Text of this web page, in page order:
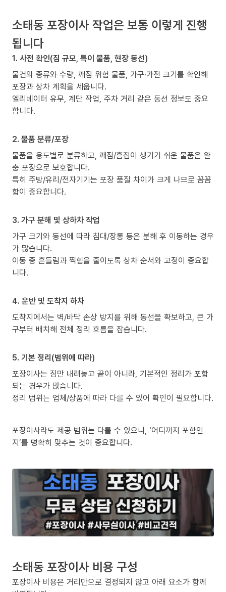
소태동 포장이사 작업은 보통 이렇게 진행
됩니다
1. 사전 확인(짐 규모, 특이 물품, 현장 동선)
물건의 종류와 수량, 깨짐 위험 물품, 가구·가전 크기를 확인해
포장과 상차 계획을 세웁니다.
엘리베이터 유무, 계단 작업, 주차 거리 같은 동선 정보도 중요
합니다.
2. 물품 분류/포장
물품을 용도별로 분류하고, 깨짐/흠집이 생기기 쉬운 물품은 완
충 포장으로 보호합니다.
특히 주방/유리/전자기기는 포장 품질 차이가 크게 나므로 꼼꼼
함이 중요합니다.
3. 가구 분해 및 상하차 작업
가구 크기와 동선에 따라 침대/장롱 등은 분해 후 이동하는 경우
가 많습니다.
이동 중 흔들림과 찍힘을 줄이도록 상차 순서와 고정이 중요합
니다.
4. 운반 및 도착지 하차
도착지에서는 벽/바닥 손상 방지를 위해 동선을 확보하고, 큰 가
구부터 배치해 전체 정리 흐름을 잡습니다.
5. 기본 정리(범위에 따라)
포장이사는 짐만 내려놓고 끝이 아니라, 기본적인 정리가 포함
되는 경우가 많습니다.
정리 범위는 업체/상품에 따라 다를 수 있어 확인이 필요합니다.
포장이사라도 제공 범위는 다를 수 있으니, ‘어디까지 포함인
지’를 명확히 맞추는 것이 중요합니다.
소태동 포장이사 비용 구성
포장이사 비용은 거리만으로 결정되지 않고 아래 요소가 함께